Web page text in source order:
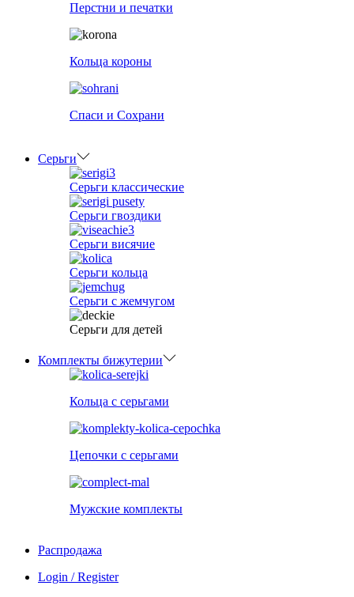
Перстни и печатки
Кольца короны
Спаси и Сохрани
Серьги
Серьги классические
Серьги гвоздики
Серьги висячие
Серьги кольца
Серьги с жемчугом
Серьги для детей
Комплекты бижутерии
Кольца с серьгами
Цепочки с серьгами
Мужские комплекты
Распродажа
Login / Register